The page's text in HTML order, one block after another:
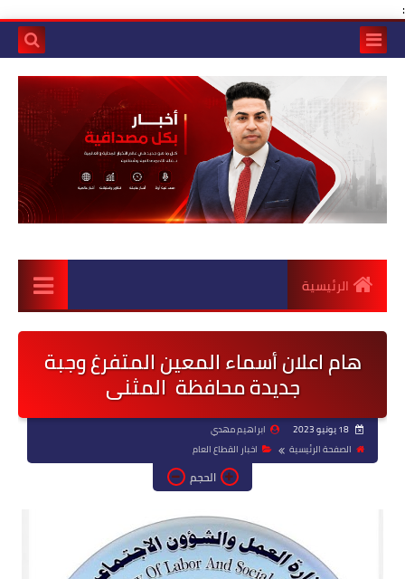
:
الرئيسية
هام اعلان أسماء المعين المتفرغ وجبة
جديدة محافظة المثنى
18 يونيو 2023
ابراهيم مهدي
الصفحة الرئيسية
اخبار القطاع العام
الحجم